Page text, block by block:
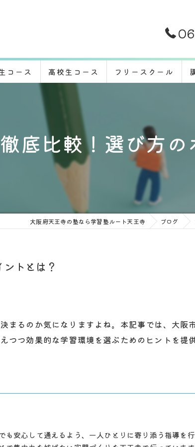
コース 高校生コース フリースクール
底比較！選び方
大阪府天王寺の塾なら学習塾ルート天王寺 ブログ
トとは？
まるのか気になりますよね。本記事では、大
つつ効果的な学習環境を選ぶためのヒントを
も安心して通えるよう、一人ひとりに寄り添う指導を